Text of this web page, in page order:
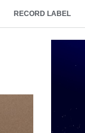
RECORD LABEL